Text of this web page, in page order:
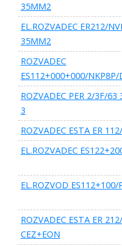
35MM2
EL.ROZVADEC ER212/
35MM2
ROZVADEC
ES112+000+000/
ROZVADEC PER 2/3F/63
3
ROZVADEC ESTA ER
EL.ROZVADEC
EL.ROZVOD ES112+100/
ROZVADEC ESTA ER
CEZ+EON